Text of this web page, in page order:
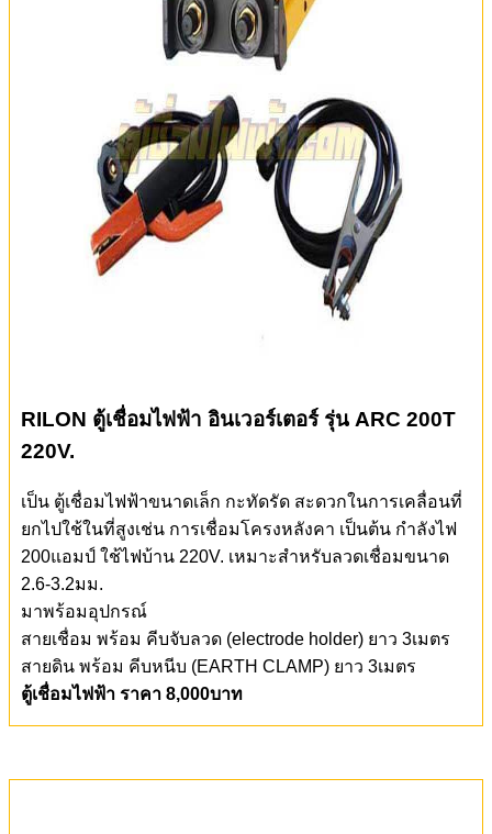
RILON ตู้เชื่อมไฟฟ้า อินเวอร์เตอร์ รุ่น ARC 200T
220V.
เป็น ตู้เชื่อมไฟฟ้าขนาดเล็ก กะทัดรัด สะดวกในการเคลื่อนที่
ยกไปใช้ในที่สูงเช่น การเชื่อมโครงหลังคา เป็นต้น กำลังไฟ
200แอมป์ ใช้ไฟบ้าน 220V. เหมาะสำหรับลวดเชื่อมขนาด
2.6-3.2มม.
มาพร้อมอุปกรณ์
สายเชื่อม พร้อม คีบจับลวด (electrode holder) ยาว 3เมตร
สายดิน พร้อม คีบหนีบ (EARTH CLAMP) ยาว 3เมตร
ตู้เชื่อมไฟฟ้า ราคา 8,000บาท